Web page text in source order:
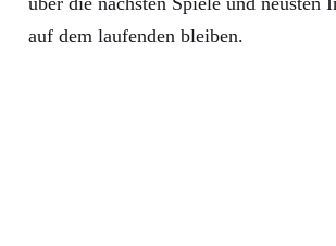
auf dem laufenden bleiben.